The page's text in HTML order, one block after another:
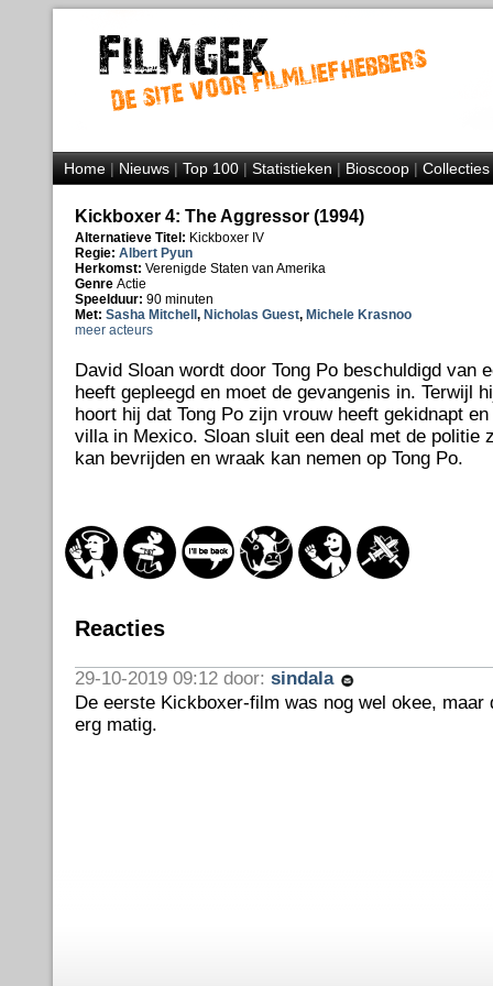
Home|Nieuws|Top 100|Statistieken|Bioscoop|Collecties
Kickboxer 4: The Aggressor (1994)
Alternatieve Titel: Kickboxer IV
Regie: Albert Pyun
Herkomst: Verenigde Staten van Amerika
Genre Actie
Speelduur: 90 minuten
Met: Sasha Mitchell , Nicholas Guest, Michele Krasnoo
meer acteurs
David Sloan wordt door Tong Po beschuldigd van
heeft gepleegd en moet de gevangenis in. Terwijl
hoort hij dat Tong Po zijn vrouw heeft gekidnapt
villa in Mexico. Sloan sluit een deal met de politie
kan bevrijden en wraak kan nemen op Tong Po.
Reacties
29-10-2019 09:12 door: sindala
De eerste Kickboxer-film was nog wel okee, maar
erg matig.